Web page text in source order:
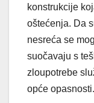
konstrukcije
oštećenja. Da
nesreća se
suočavaju s
zloupotrebe
opće opasnosti.